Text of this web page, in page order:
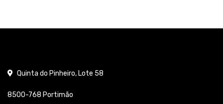
Quinta do Pinheiro, Lote 58
8500-768 Portimão